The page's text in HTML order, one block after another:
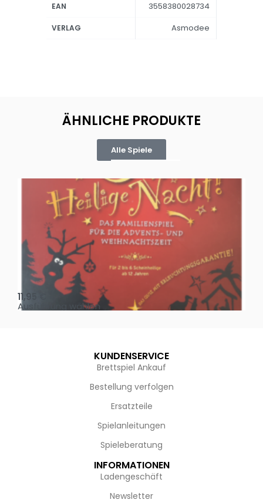
EAN 3558380028734
VERLAG Asmodee
ÄHNLICHE PRODUKTE
Alle Spiele
Oh, heilige Nacht!
11,95
Ausführung wählen
KUNDENSERVICE
Brettspiel Ankauf
Bestellung verfolgen
Ersatzteile
Spielanleitungen
Spieleberatung
INFORMATIONEN
Ladengeschäft
Newsletter